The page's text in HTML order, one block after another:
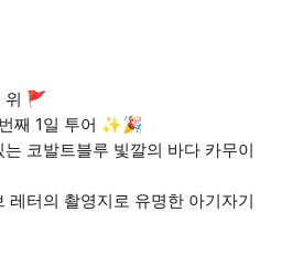
위 🚩
째 1일 투어 ✨🎉
코발트블루 빛깔의 바다 카무이
터의 촬영지로 유명한 아기자기